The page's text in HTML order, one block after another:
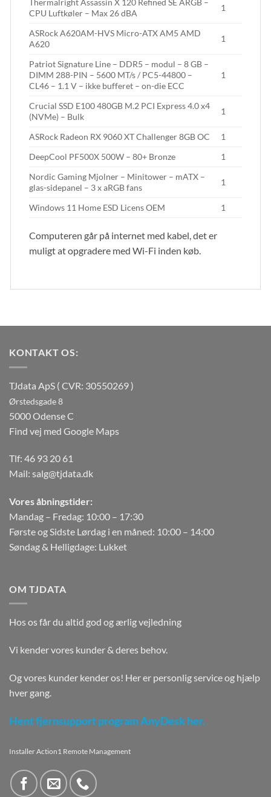
Thermalright Assassin X 120 Refined SE ARGB –
CPU Luftkøler – Max 26 dBA
1
ASRock A620AM-HVS Micro-ATX AM5 AMD
A620
1
Patriot Signature Line – DDR5 – modul – 8 GB –
DIMM 288-PIN – 5600 MT/s / PC5-44800 –
CL46 – 1.1 V – ikke bufferet – on-die ECC
1
Crucial SSD E100 480GB M.2 PCI Express 4.0 x4
(NVMe) – Bulk
1
ASRock Radeon RX 9060 XT Challenger 8GB OC
1
DeepCool PF500X 500W – 80+ Bronze
1
Nordic Gaming Mjolner – Minitower – mATX –
glas-sidepanel – 3 x aRGB fans
1
Windows 11 Home ESD Licens OEM 1
Computeren går på internet med kabel, det er
muligt at opgradere med Wi-Fi inden køb.
KONTAKT OS:
TJdata ApS ( CVR: 30550269 )
Ørstedsgade 8
5000 Odense C
Find vej med Google Maps
Tlf: 46 93 20 61
Mail: salg@tjdata.dk
Vores åbningstider:
Mandag – Fredag: 10:00 – 17:30
Første og Sidste Lørdag i en måned: 10:00 – 14:00
Søndag & Helligdage: Lukket
OM TJDATA
Hos os får du altid god og ærlig vejledning
Vi kender vores kunder & deres behov.
Og vores kunder kender os! Her er personlig service og hjælp
hver gang.
Hent fjernsupport program AnyDesk her.
Installer Action1 Remote Management